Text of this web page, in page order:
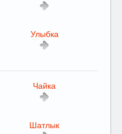
Улыбка
Чайка
Шатлык